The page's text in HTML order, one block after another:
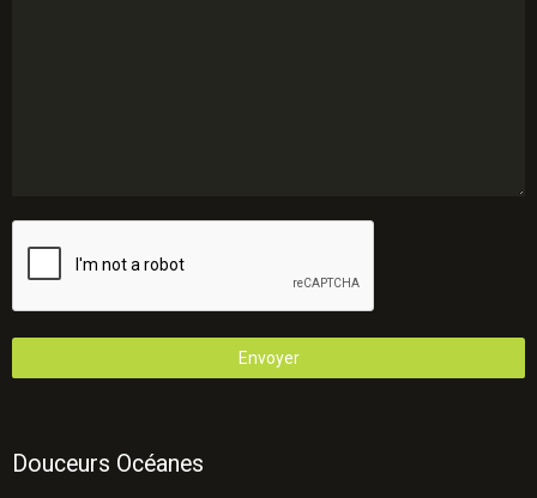
Envoyer
Douceurs Océanes